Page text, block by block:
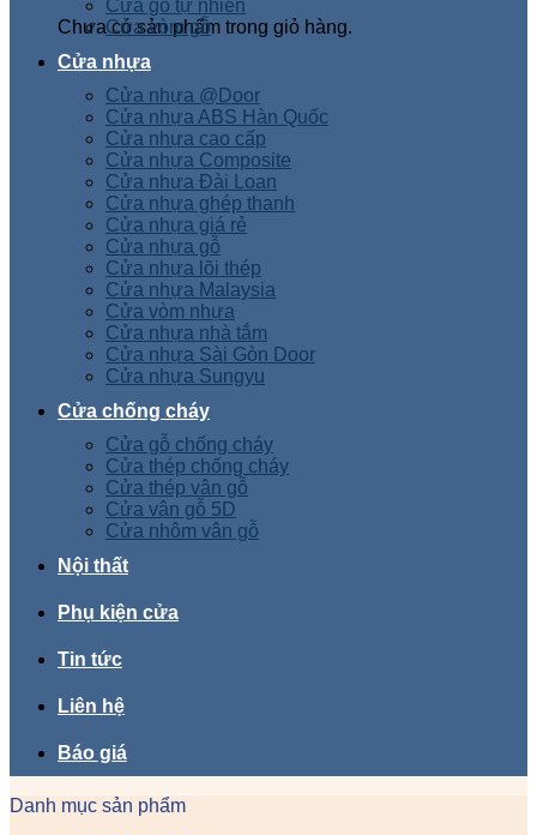
Chưa có sản phẩm trong giỏ hàng.
Cửa gỗ tự nhiên
Cửa vòm gỗ
Cửa nhựa
Cửa nhựa @Door
Cửa nhựa ABS Hàn Quốc
Cửa nhựa cao cấp
Cửa nhựa Composite
Cửa nhựa Đài Loan
Cửa nhựa ghép thanh
Cửa nhựa giá rẻ
Cửa nhựa gỗ
Cửa nhựa lõi thép
Cửa nhựa Malaysia
Cửa vòm nhựa
Cửa nhựa nhà tắm
Cửa nhựa Sài Gòn Door
Cửa nhựa Sungyu
Cửa chống cháy
Cửa gỗ chống cháy
Cửa thép chống cháy
Cửa thép vân gỗ
Cửa vân gỗ 5D
Cửa nhôm vân gỗ
Nội thất
Phụ kiện cửa
Tin tức
Liên hệ
Báo giá
Danh mục sản phẩm